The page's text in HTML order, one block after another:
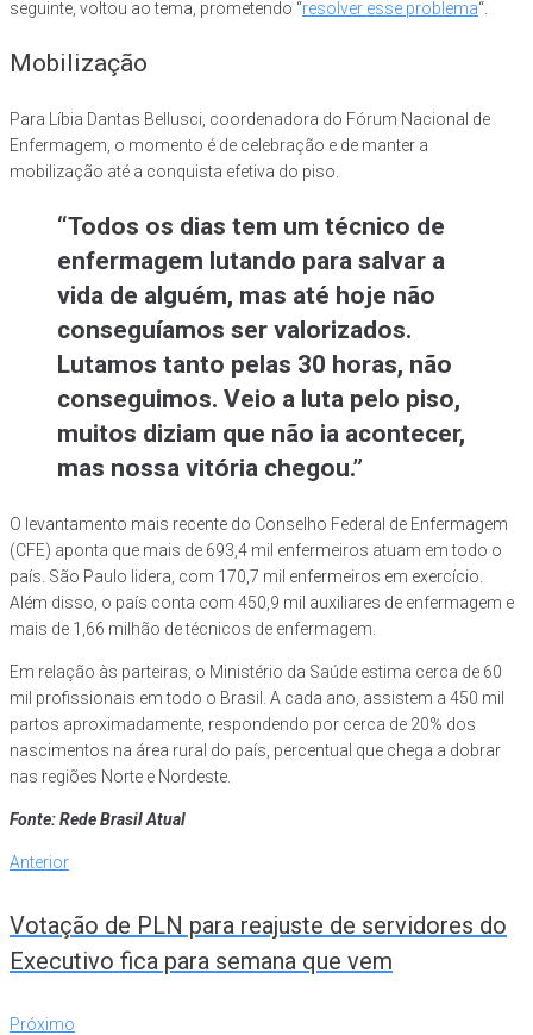
seguinte, voltou ao tema, prometendo “resolver esse problema“.
Mobilização
Para Líbia Dantas Bellusci, coordenadora do Fórum Nacional de
Enfermagem, o momento é de celebração e de manter a
mobilização até a conquista efetiva do piso.
“Todos os dias tem um técnico de
enfermagem lutando para salvar a
vida de alguém, mas até hoje não
conseguíamos ser valorizados.
Lutamos tanto pelas 30 horas, não
conseguimos. Veio a luta pelo piso,
muitos diziam que não ia acontecer,
mas nossa vitória chegou.”
O levantamento mais recente do Conselho Federal de Enfermagem
(CFE) aponta que mais de 693,4 mil enfermeiros atuam em todo o
país. São Paulo lidera, com 170,7 mil enfermeiros em exercício.
Além disso, o país conta com 450,9 mil auxiliares de enfermagem e
mais de 1,66 milhão de técnicos de enfermagem.
Em relação às parteiras, o Ministério da Saúde estima cerca de 60
mil profissionais em todo o Brasil. A cada ano, assistem a 450 mil
partos aproximadamente, respondendo por cerca de 20% dos
nascimentos na área rural do país, percentual que chega a dobrar
nas regiões Norte e Nordeste.
Fonte: Rede Brasil Atual
Navegação
Post
Anterior
Anterior
Votação de PLN para reajuste de servidores do
Executivo fica para semana que vem
Próximo
Próximo